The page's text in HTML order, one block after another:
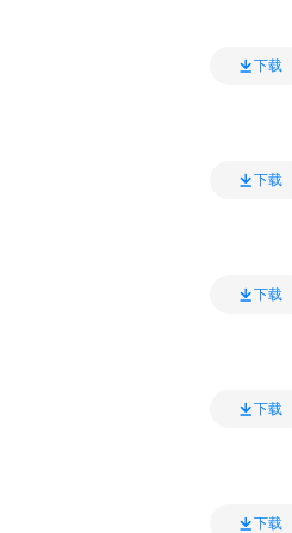
下载
下载
下载
下载
下载